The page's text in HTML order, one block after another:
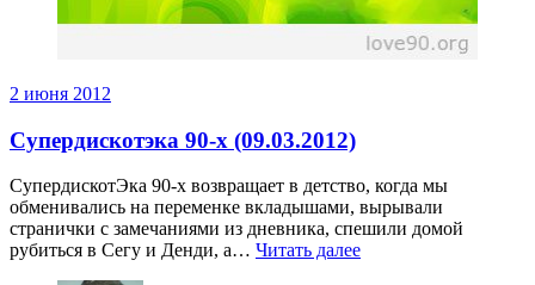
2 июня 2012
Супердискотэка 90-х (09.03.2012)
СупердискотЭка 90-х возвращает в детство, когда мы
обменивались на переменке вкладышами, вырывали
странички с замечаниями из дневника, спешили домой
рубиться в Сегу и Денди, а… Читать далее